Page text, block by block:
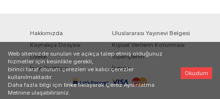
Hakkımızda
Uluslararası Yayınevi Belgesi
Kaynakça Dosyası
Kişisel Verilerin Korunması
Üyelik
Siparişlerim
İade Politikası
İletişim
Web sitemizde sunulan ve açıkça talep etmiş olduğunuz
hizmetler için kesinlikle gerekli,
birinci taraf oturum çerezleri ve kalıcı çerezler
kullanılmaktadır.
Daha fazla bilgi için linke tıklayarak Çerez Aydınlatma
Metnine ulaşabilirsiniz.
Okudum